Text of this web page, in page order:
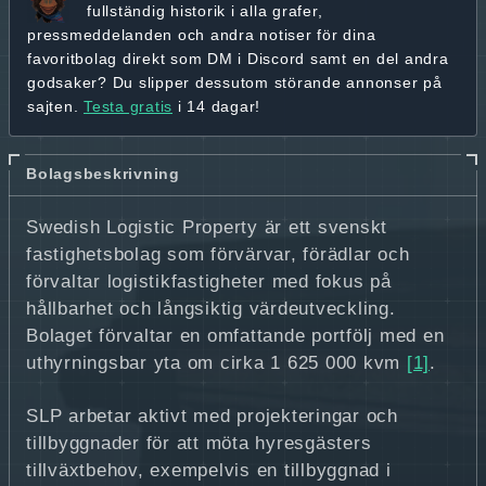
fullständig historik i alla grafer,
pressmeddelanden och andra notiser för dina
favoritbolag direkt som DM i Discord samt en del andra
godsaker? Du slipper dessutom störande annonser på
sajten. Testa gratis i 14 dagar!
Bolagsbeskrivning
Swedish Logistic Property är ett svenskt
fastighetsbolag som förvärvar, förädlar och
förvaltar logistikfastigheter med fokus på
hållbarhet och långsiktig värdeutveckling.
Bolaget förvaltar en omfattande portfölj med en
uthyrningsbar yta om cirka 1 625 000 kvm [1] .
SLP arbetar aktivt med projekteringar och
tillbyggnader för att möta hyresgästers
tillväxtbehov, exempelvis en tillbyggnad i